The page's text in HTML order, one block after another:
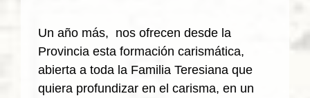
Un año más, nos ofrecen desde la
Provincia esta formación carismática,
abierta a toda la Familia Teresiana que
quiera profundizar en el carisma, en un